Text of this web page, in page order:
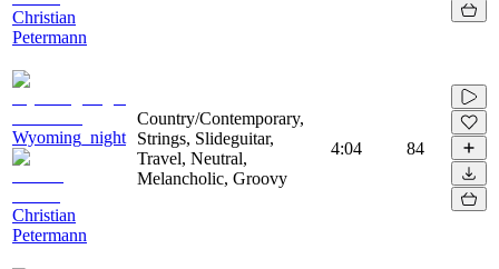
Christian
Petermann
Wyoming_night
Christian
Petermann
Country/Contemporary,
Strings, Slideguitar,
Travel, Neutral,
Melancholic, Groovy
4:04 84